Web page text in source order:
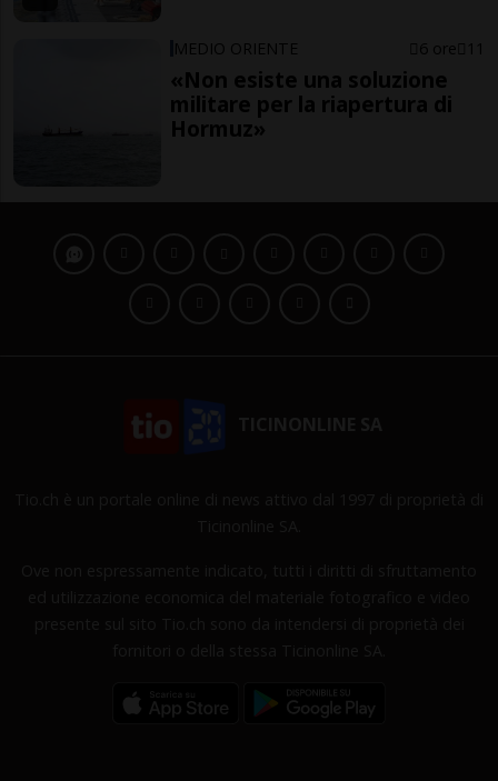
MEDIO ORIENTE 6 ore 11
«Non esiste una soluzione
militare per la riapertura di
Hormuz»